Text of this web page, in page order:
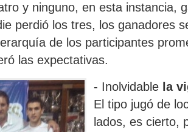
y ninguno, en esta instancia,
perdió los tres, los ganadores
de los participantes
las expectativas.
- Inolvidable la
El tipo jugó de
lados, es cierto,